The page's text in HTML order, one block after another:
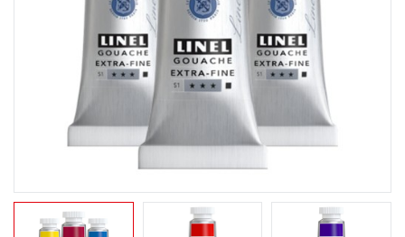
Loisirs Créatifs
Coffrets & cadeaux
Encadrement
Contact / Aide